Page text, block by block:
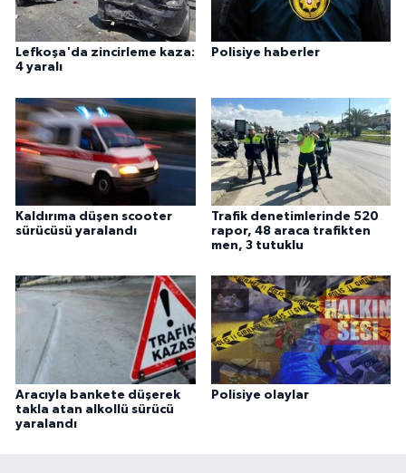
Lefkoşa'da zincirleme kaza:
4 yaralı
Polisiye haberler
Kaldırıma düşen scooter
sürücüsü yaralandı
Trafik denetimlerinde 520
rapor, 48 araca trafikten
men, 3 tutuklu
Aracıyla bankete düşerek
takla atan alkollü sürücü
yaralandı
Polisiye olaylar